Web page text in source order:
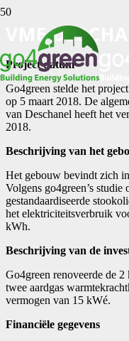
VME
Project datum
Go4green stelde het
op 5 maart 2018. De
van Deschanel heeft het
2018.
Beschrijving van het
Het gebouw bevindt zich
Volgens go4green’s
gestandaardiseerde
het elektriciteitsverbruik
kWh.
Beschrijving van de
Go4green renoveerde de
twee aardgas
vermogen van 15 kWé.
Financiële gegevens